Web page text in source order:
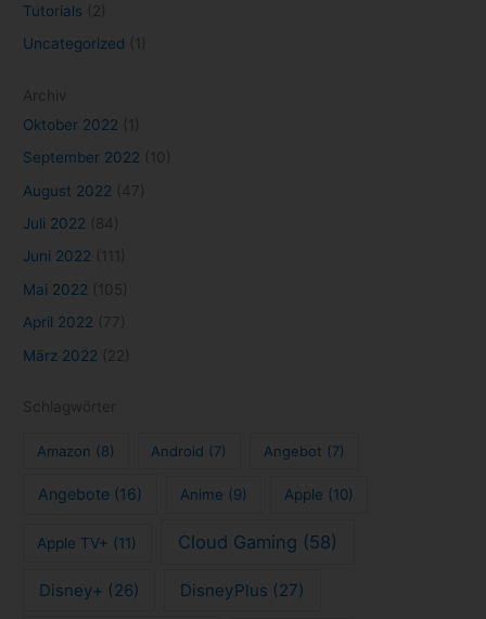
Tutorials
Uncategorized
Oktober 2022
September 2022
August 2022
Juli 2022
Juni 2022
Mai 2022
April 2022
März 2022
Amazon (8) Android (7) Angebot (7)
Angebote(16) Anime (9) Apple (10)
Apple TV+ (11) Cloud Gaming (58)
Disney+ (26) DisneyPlus (27)